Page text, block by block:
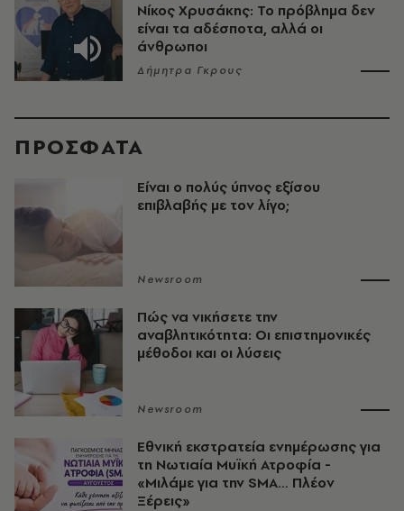
Νίκος Χρυσάκης: Το πρόβλημα δεν
είναι τα αδέσποτα, αλλά οι
άνθρωποι
Δήμητρα Γκρους
ΠΡΟΣΦΑΤΑ
Είναι ο πολύς ύπνος εξίσου
επιβλαβής με τον λίγο;
Newsroom
Πώς να νικήσετε την
αναβλητικότητα: Οι επιστημονικές
μέθοδοι και οι λύσεις
Newsroom
Εθνική εκστρατεία ενημέρωσης για
τη Νωτιαία Μυϊκή Ατροφία -
«Μιλάμε για την SMA… Πλέον
Ξέρεις»